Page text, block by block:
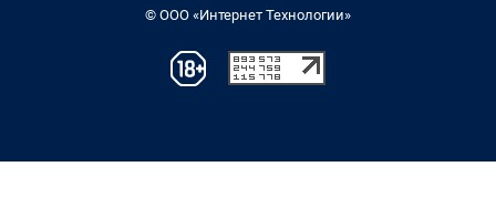
© ООО «Интернет Технологии»